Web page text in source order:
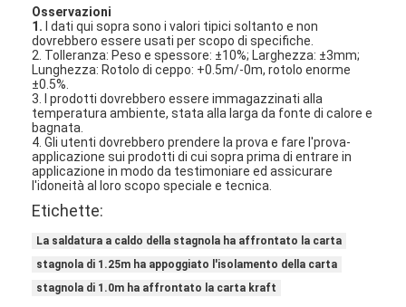
Casa
Prodotti
Circa noi
Controllo di qualità
Osservazioni
1.
I dati qui sopra sono i valori tipici soltanto e non
dovrebbero essere usati per scopo di specifiche.
2. Tolleranza: Peso e spessore: ±10%; Larghezza: ±3mm;
Lunghezza: Rotolo di ceppo: +0.5m/-0m, rotolo enorme
±0.5%.
3. I prodotti dovrebbero essere immagazzinati alla
temperatura ambiente, stata alla larga da fonte di calore e
bagnata.
4. Gli utenti dovrebbero prendere la prova e fare l'prova-
applicazione sui prodotti di cui sopra prima di entrare in
applicazione in modo da testimoniare ed assicurare
l'idoneità al loro scopo speciale e tecnica.
Etichette:
La saldatura a caldo della stagnola ha affrontato la carta
stagnola di 1.25m ha appoggiato l'isolamento della carta
stagnola di 1.0m ha affrontato la carta kraft